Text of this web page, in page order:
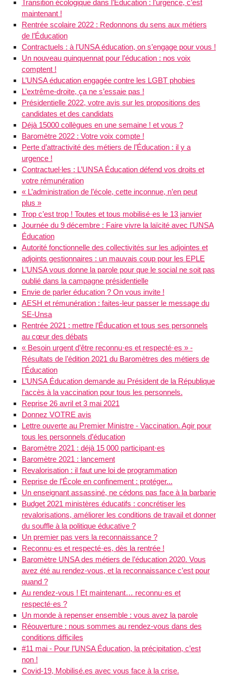
Transition écologique dans l’Éducation : l’urgence, c’est
maintenant !
Rentrée scolaire 2022 : Redonnons du sens aux métiers
de l’Éducation
Contractuels : à l’UNSA éducation, on s’engage pour vous !
Un nouveau quinquennat pour l’éducation : nos voix
comptent !
L’UNSA éducation engagée contre les LGBT phobies
L’extrême-droite, ça ne s’essaie pas !
Présidentielle 2022, votre avis sur les propositions des
candidates et des candidats
Déjà 15000 collègues en une semaine ! et vous ?
Baromètre 2022 : Votre voix compte !
Perte d’attractivité des métiers de l’Éducation : il y a
urgence !
Contractuel∙les : L’UNSA Éducation défend vos droits et
votre rémunération
« L’administration de l’école, cette inconnue, n’en peut
plus »
Trop c’est trop ! Toutes et tous mobilisé·es le 13 janvier
Journée du 9 décembre : Faire vivre la laïcité avec l’UNSA
Éducation
Autorité fonctionnelle des collectivités sur les adjointes et
adjoints gestionnaires : un mauvais coup pour les EPLE
L’UNSA vous donne la parole pour que le social ne soit pas
oublié dans la campagne présidentielle
Envie de parler éducation ? On vous invite !
AESH et rémunération : faites-leur passer le message du
SE-Unsa
Rentrée 2021 : mettre l’Éducation et tous ses personnels
au cœur des débats
« Besoin urgent d’être reconnu·es et respecté·es » -
Résultats de l’édition 2021 du Baromètres des métiers de
l’Éducation
L’UNSA Éducation demande au Président de la République
l’accès à la vaccination pour tous les personnels.
Reprise 26 avril et 3 mai 2021
Donnez VOTRE avis
Lettre ouverte au Premier Ministre - Vaccination. Agir pour
tous les personnels d’éducation
Baromètre 2021 : déjà 15 000 participant·es
Baromètre 2021 : lancement
Revalorisation : il faut une loi de programmation
Reprise de l’École en confinement : protéger...
Un enseignant assassiné, ne cédons pas face à la barbarie
Budget 2021 ministères éducatifs : concrétiser les
revalorisations, améliorer les conditions de travail et donner
du souffle à la politique éducative ?
Un premier pas vers la reconnaissance ?
Reconnu·es et respecté·es, dès la rentrée !
Baromètre UNSA des métiers de l’éducation 2020. Vous
avez été au rendez-vous, et la reconnaissance c’est pour
quand ?
Au rendez-vous ! Et maintenant… reconnu·es et
respecté·es ?
Un monde à repenser ensemble : vous avez la parole
Réouverture : nous sommes au rendez-vous dans des
conditions difficiles
#11 mai - Pour l’UNSA Éducation, la précipitation, c’est
non !
Covid-19, Mobilisé.es avec vous face à la crise.